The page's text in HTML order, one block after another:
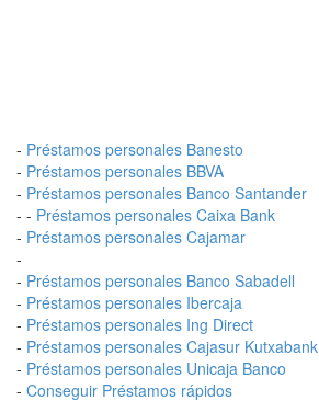
- Préstamos personales Banesto
- Préstamos personales BBVA
- Préstamos personales Banco Santander
- - Préstamos personales Caixa Bank
- Préstamos personales Cajamar
-
- Préstamos personales Banco Sabadell
- Préstamos personales Ibercaja
- Préstamos personales Ing Direct
- Préstamos personales Cajasur Kutxabank
- Préstamos personales Unicaja Banco
- Conseguir Préstamos rápidos